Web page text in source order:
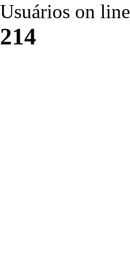
Usuários on line
214